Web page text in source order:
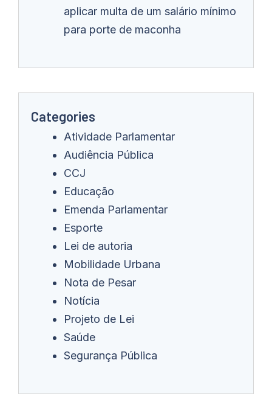
aplicar multa de um salário mínimo
para porte de maconha
Categories
Atividade Parlamentar
Audiência Pública
CCJ
Educação
Emenda Parlamentar
Esporte
Lei de autoria
Mobilidade Urbana
Nota de Pesar
Notícia
Projeto de Lei
Saúde
Segurança Pública